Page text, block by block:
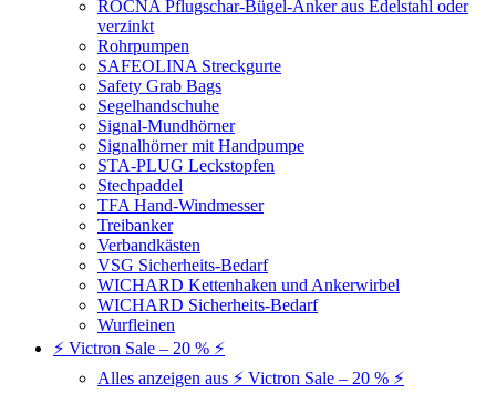
ROCNA Pflugschar-Bügel-Anker aus Edelstahl oder
verzinkt
Rohrpumpen
SAFEOLINA Streckgurte
Safety Grab Bags
Segelhandschuhe
Signal-Mundhörner
Signalhörner mit Handpumpe
STA-PLUG Leckstopfen
Stechpaddel
TFA Hand-Windmesser
Treibanker
Verbandkästen
VSG Sicherheits-Bedarf
WICHARD Kettenhaken und Ankerwirbel
WICHARD Sicherheits-Bedarf
Wurfleinen
⚡ Victron Sale – 20 % ⚡
Alles anzeigen aus ⚡ Victron Sale – 20 % ⚡